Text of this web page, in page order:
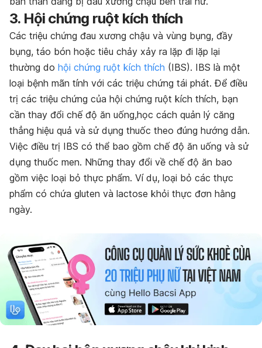
3. Hội chứng ruột kích thích
Các triệu chứng đau xương chậu và vùng bụng, đầy
bụng, táo bón hoặc tiêu chảy xảy ra lặp đi lặp lại
thường do hội chứng ruột kích thích (IBS). IBS là một
loại bệnh mãn tính với các triệu chứng tái phát. Để điều
trị các triệu chứng của hội chứng ruột kích thích, bạn
cần thay đổi chế độ ăn uống,học cách quản lý căng
thẳng hiệu quả và sử dụng thuốc theo đúng hướng dẫn.
Việc điều trị IBS có thể bao gồm chế độ ăn uống và sử
dụng thuốc men. Những thay đổi về chế độ ăn bao
gồm việc loại bỏ thực phẩm. Ví dụ, loại bỏ các thực
phẩm có chứa gluten và lactose khỏi thực đơn hằng
ngày.